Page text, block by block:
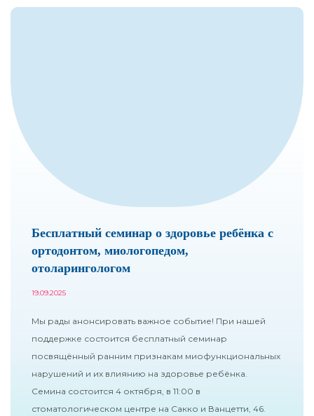
ВИНИРЫ
ГИГИЕНА
ДЕТСКАЯ СТОМАТОЛОГИЯ
ОСОБЫЕ УСЛОВИЯ
ХИРУРГИЧЕСКАЯ СТОМАТОЛОГИЯ
Бесплатный семинар о здоровье ребёнка с
ортодонтом, миологопедом,
отоларингологом
19.09.2025
Мы рады анонсировать важное событие! При нашей
поддержке состоится бесплатный семинар
посвящённый ранним признакам миофункциональных
нарушений и их влиянию на здоровье ребёнка.
Семина состоится 4 октября, в 11:00 в
стоматологическом центре на Сакко и Ванцетти, 46.